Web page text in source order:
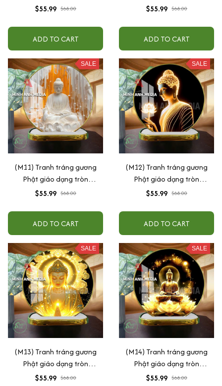
(Tặng đế để bàn)
$55.99 $68.00
ADD TO CART
30x30cm (Tặng đế để bàn)
$55.99 $68.00
ADD TO CART
SALE
(M11) Tranh tráng gương
Phật giáo dạng tròn
30x30cm (Tặng đế để bàn)
$55.99 $68.00
ADD TO CART
SALE
(M12) Tranh tráng gương
Phật giáo dạng tròn
30x30cm (Tặng đế để bàn)
$55.99 $68.00
ADD TO CART
SALE
(M13) Tranh tráng gương
Phật giáo dạng tròn
30x30cm (Tặng đế để bàn)
$55.99 $68.00
SALE
(M14) Tranh tráng gương
Phật giáo dạng tròn
30x30cm (Tặng đế để bàn)
$55.99 $68.00